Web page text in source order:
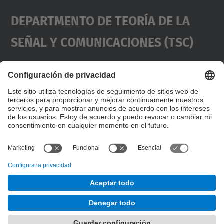
Departmento De Teoría De La
Señal Y Comunicaciones (TSC)
Dirección
UPC Campus Nord, C/Jordi Girona 1-3,
Edificios D3-D4-D5, 08034 Barcelona
(SPAIN)
Teléfono +34 934017486
Desarrollado con